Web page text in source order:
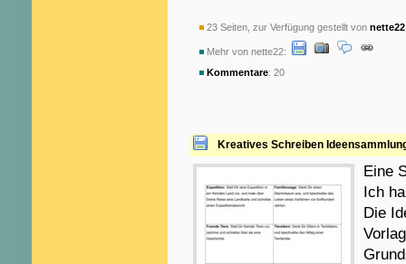
23 Seiten, zur Verfügung gestellt von nette22
Mehr von nette22:
Kommentare: 20
Kreatives Schreiben
Eine
Ich
Die